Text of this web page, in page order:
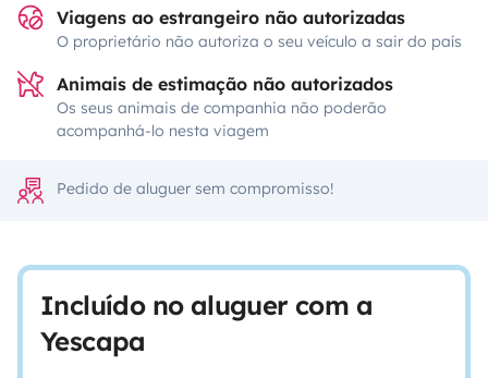
Viagens ao estrangeiro não autorizadas
O proprietário não autoriza o seu veículo a sair do país
Animais de estimação não autorizados
Os seus animais de companhia não poderão
acompanhá-lo nesta viagem
Pedido de aluguer sem compromisso!
Incluído no aluguer com a
Yescapa